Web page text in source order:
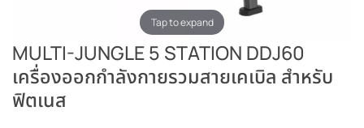
Tap to expand
MULTI-JUNGLE 5 STATION DDJ60
เครื่องออกกำลังกายรวมสายเคเบิล สำหรับ
ฟิตเนส